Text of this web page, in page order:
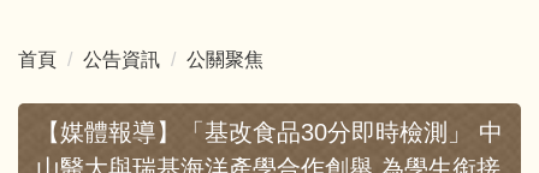
首頁 公告資訊 公關聚焦
【媒體報導】「基改食品30分即時檢測」 中